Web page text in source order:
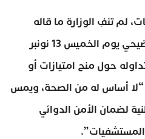
لم تنفِ الوزارة ما قاله
بووانو، واكتفت في بلاغ توضيحي يوم الخميس 13 نونبر
تداوله حول منح امتيازات أو
“لا أساس له من الصحة، ويمس
لضمان الأمن الدوائي
المستشفيات”.